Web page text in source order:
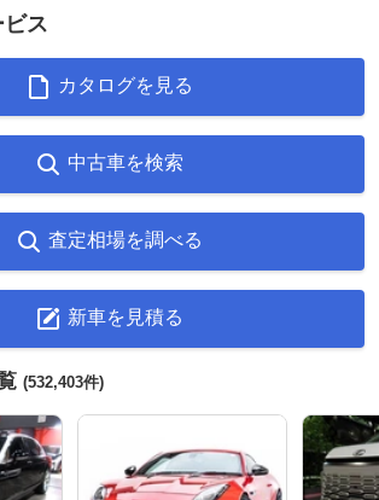
ス
カタログを見る
中古車を検索
査定相場を調べる
新車を見積る
(532,403件)